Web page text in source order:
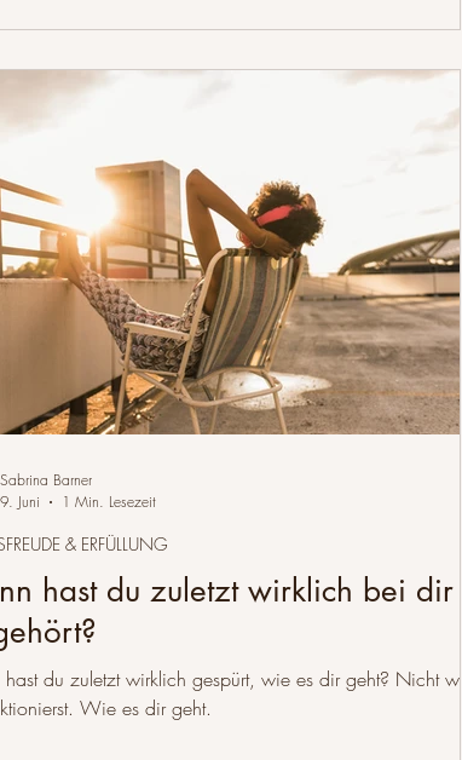
hast du zuletzt wirklich bei dir
du zuletzt wirklich gespürt, wie es dir geht? Nicht wie
Wie es dir geht.
& ERFÜLLUNG
Sabrina Barner
9. Juni
1 Min. Lesezeit